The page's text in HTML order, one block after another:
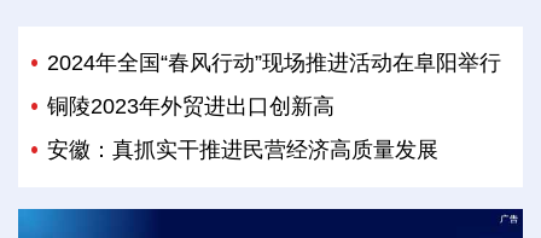
2024年全国“春风行动”现场推进活动在阜阳举行
铜陵2023年外贸进出口创新高
安徽：真抓实干推进民营经济高质量发展